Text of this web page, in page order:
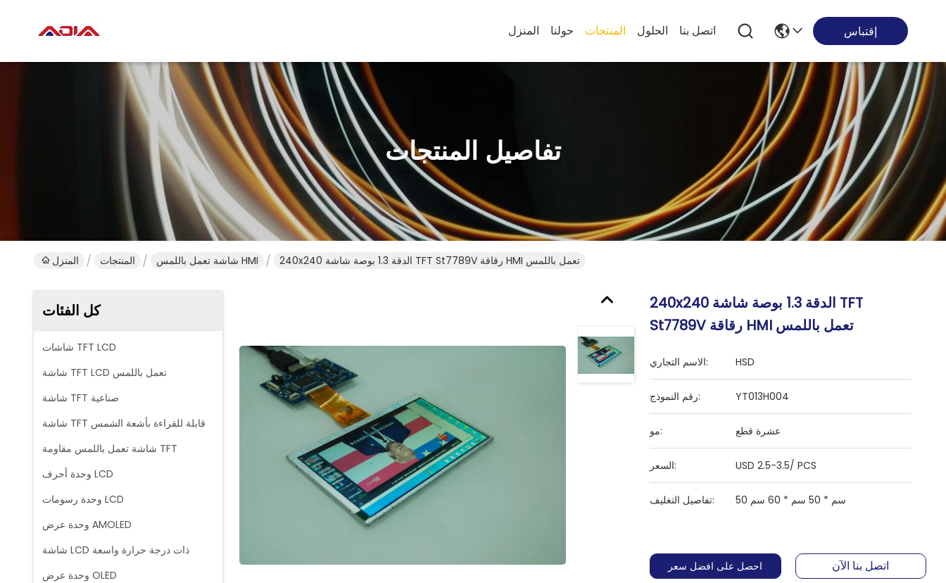
المنزل حولنا المنتجات الحلول اتصل بنا إقتباس
تفاصيل المنتجات
المنزل المنتجات شاشة تعمل باللمس HMI 240x240 الدقة 1.3 بوصة شاشة TFT St7789V رقاقة HMI تعمل باللمس
كل الفئات
شاشات TFT LCD
شاشة TFT LCD تعمل باللمس
شاشة TFT صناعية
شاشة TFT قابلة للقراءة بأشعة الشمس
شاشة تعمل باللمس مقاومة TFT
وحدة أحرف LCD
وحدة رسومات LCD
وحدة عرض AMOLED
شاشة LCD ذات درجة حرارة واسعة
وحدة عرض OLED
240x240 الدقة 1.3 بوصة شاشة TFT
St7789V رقاقة HMI تعمل باللمس
الاسم التجاري: HSD
رقم النموذج: YT013H004
مو: عشرة قطع
السعر: USD 2.5-3.5/ PCS
تفاصيل التغليف: 50 سم * 50 سم * 60 سم
احصل على افضل سعر اتصل بنا الآن